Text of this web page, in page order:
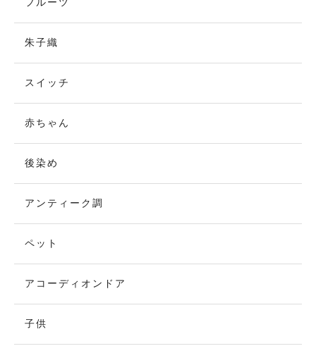
フルーツ
朱子織
スイッチ
赤ちゃん
後染め
アンティーク調
ペット
アコーディオンドア
子供